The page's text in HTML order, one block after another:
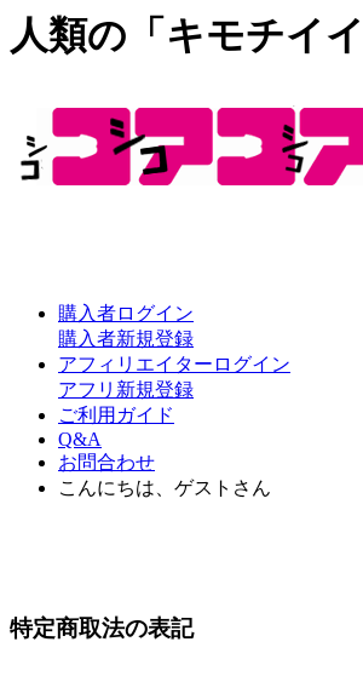
人類の「キモチイ
購入者ログイン
購入者新規登録
アフィリエイターログイン
アフリ新規登録
ご利用ガイド
Q&A
お問合わせ
こんにちは、ゲストさん
特定商取法の表記